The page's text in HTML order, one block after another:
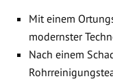
Mit einem
modernster
Nach einem